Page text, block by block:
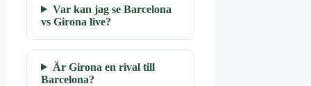
Var kan jag se Barcelona
vs Girona live?
Är Girona en rival till
Barcelona?